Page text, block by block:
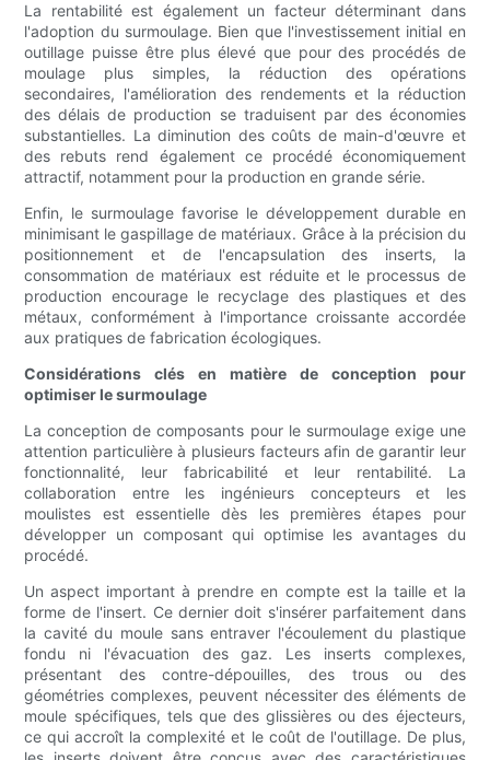
La rentabilité est également un facteur déterminant dans
l'adoption du surmoulage. Bien que l'investissement initial en
outillage puisse être plus élevé que pour des procédés de
moulage plus simples, la réduction des opérations
secondaires, l'amélioration des rendements et la réduction
des délais de production se traduisent par des économies
substantielles. La diminution des coûts de main-d'œuvre et
des rebuts rend également ce procédé économiquement
attractif, notamment pour la production en grande série.
Enfin, le surmoulage favorise le développement durable en
minimisant le gaspillage de matériaux. Grâce à la précision du
positionnement et de l'encapsulation des inserts, la
consommation de matériaux est réduite et le processus de
production encourage le recyclage des plastiques et des
métaux, conformément à l'importance croissante accordée
aux pratiques de fabrication écologiques.
Considérations clés en matière de conception pour
optimiser le surmoulage
La conception de composants pour le surmoulage exige une
attention particulière à plusieurs facteurs afin de garantir leur
fonctionnalité, leur fabricabilité et leur rentabilité. La
collaboration entre les ingénieurs concepteurs et les
moulistes est essentielle dès les premières étapes pour
développer un composant qui optimise les avantages du
procédé.
Un aspect important à prendre en compte est la taille et la
forme de l'insert. Ce dernier doit s'insérer parfaitement dans
la cavité du moule sans entraver l'écoulement du plastique
fondu ni l'évacuation des gaz. Les inserts complexes,
présentant des contre-dépouilles, des trous ou des
géométries complexes, peuvent nécessiter des éléments de
moule spécifiques, tels que des glissières ou des éjecteurs,
ce qui accroît la complexité et le coût de l'outillage. De plus,